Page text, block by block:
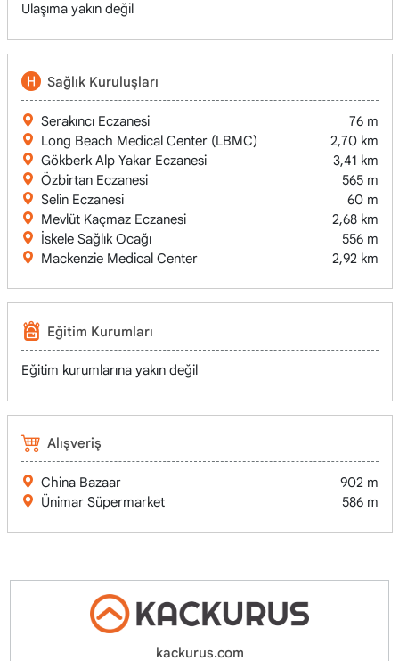
Ulaşıma yakın değil
Sağlık Kuruluşları
Serakıncı Eczanesi
76 m
Long Beach Medical Center (LBMC)
2,70 km
Gökberk Alp Yakar Eczanesi
3,41 km
Özbirtan Eczanesi
565 m
Selin Eczanesi
60 m
Mevlüt Kaçmaz Eczanesi
2,68 km
İskele Sağlık Ocağı
556 m
Mackenzie Medical Center
2,92 km
Eğitim Kurumları
Eğitim kurumlarına yakın değil
Alışveriş
China Bazaar
902 m
Ünimar Süpermarket
586 m
kackurus.com